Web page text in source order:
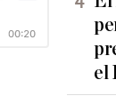
el